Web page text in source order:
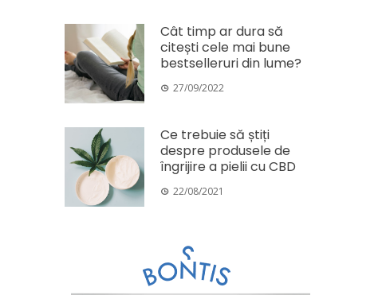
Cât timp ar dura să
citești cele mai bune
bestselleruri din lume?
27/09/2022
Ce trebuie să știți
despre produsele de
îngrijire a pielii cu CBD
22/08/2021